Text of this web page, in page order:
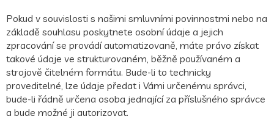
Pokud v souvislosti s našimi smluvními povinnostmi nebo na
základě souhlasu poskytnete osobní údaje a jejich
zpracování se provádí automatizovaně, máte právo získat
takové údaje ve strukturovaném, běžně používaném a
strojově čitelném formátu. Bude-li to technicky
proveditelné, lze údaje předat i Vámi určenému správci,
bude-li řádně určena osoba jednající za příslušného správce
a bude možné ji autorizovat.